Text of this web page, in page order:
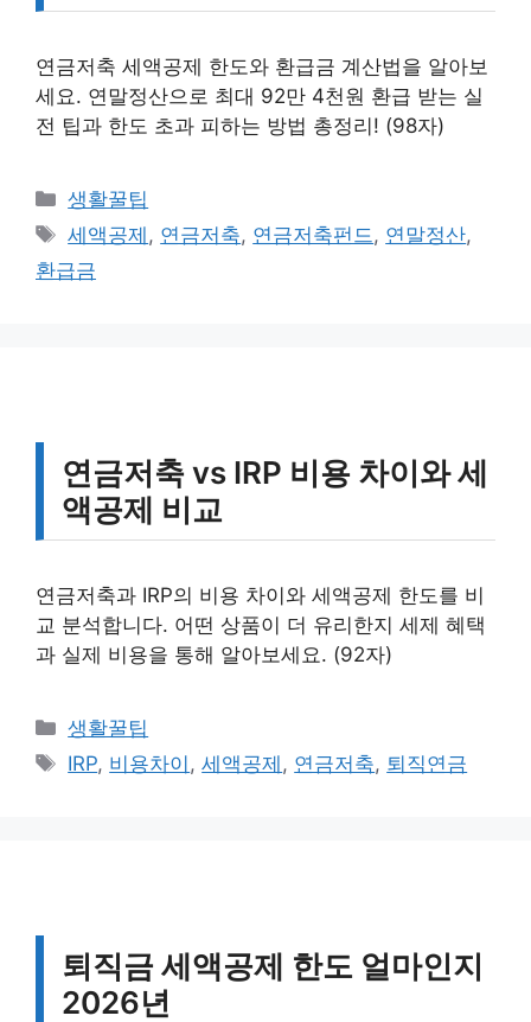
연금저축 세액공제 한도와 환급금 계산법을 알아보
세요. 연말정산으로 최대 92만 4천원 환급 받는 실
전 팁과 한도 초과 피하는 방법 총정리! (98자)
카
테
리
생활꿀팁
태
그
세액공제 , 연금저축, 연금저축펀드, 연말정산,
환급금
연금저축 vs IRP 비용 차이와 세
액공제 비교
연금저축과 IRP의 비용 차이와 세액공제 한도를 비
교 분석합니다. 어떤 상품이 더 유리한지 세제 혜택
과 실제 비용을 통해 알아보세요. (92자)
카
테
생활꿀팁
태
IRP, 비용차이 ,세액공제 , 연금저축, 퇴직연금
퇴직금 세액공제 한도 얼마인지
2026년